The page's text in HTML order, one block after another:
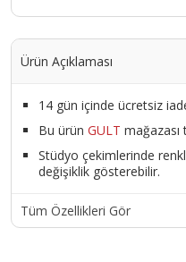
Ürün Açıklaması
14 gün içinde ücretsiz
Bu ürün GULT
Stüdyo çekimlerinde
değişiklik gösterebilir.
Tüm Özellikleri Gör